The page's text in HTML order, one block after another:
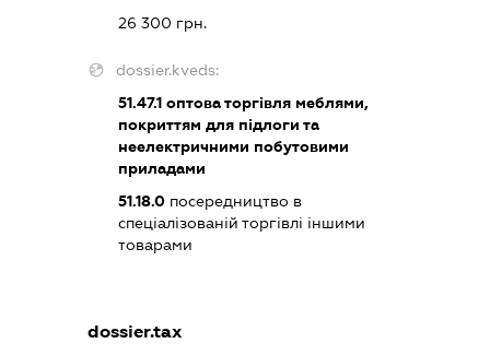
26 300 грн.
dossier.kveds:
51.47.1 оптова торгівля меблями,
покриттям для підлоги та
неелектричними побутовими
приладами
51.18.0 посередництво в
спеціалізованій торгівлі іншими
товарами
dossier.tax